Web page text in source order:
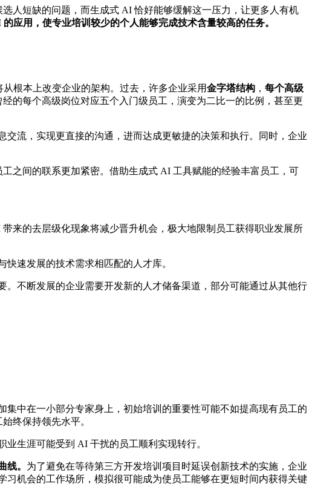
人短缺的问题，而生成式 AI 恰好能够缓解这一压力，让更多人有机
应用，使专业培训较少的个人能够完成技术含量较高的任务。
根本上改变企业的架构。过去，许多企业采用金字塔结构 ， 每个高级
的每个高级岗位对应五个入门级员工，演变为二比一的比例，甚至更
流，实现更直接的沟通，进而达成更敏捷的决策和执行。同时，企业
之间的联系更加紧密。借助生成式 AI 工具赋能的经验丰富员工，可
来的去层级化现象将减少晋升机会，极大地限制员工获得职业发展所
速发展的技术需求相匹配的人才库。
不断发展的企业需要开发新的人才储备渠道，部分可能通过从其他行
中在一小部分专家身上，初始培训的重要性可能不如提高现有员工的
终保持领先水平。
生涯可能受到 AI 干扰的员工顺利实现转行。
线。 为了避免在等待第三方开发培训项目时延误创新技术的实施，企业
机会的工作场所，模拟很可能成为使员工能够在更短时间内获得关键